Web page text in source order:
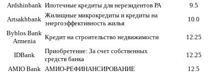
Ardshinbank Ипотечные кредиты для нерезидентов РА
9.5
Artsakhbank
Жилищные микрокредиты и кредиты на
энергоэффективность жилья
10.0
Byblos Bank
Armenia
Кредит на строительство недвижимости 12.25
IDBank
Приобретение: За счет собственных
средств банка
12.25
AMIO Bank
АМИО-РЕФИНАНСИРОВАНИЕ 12.5